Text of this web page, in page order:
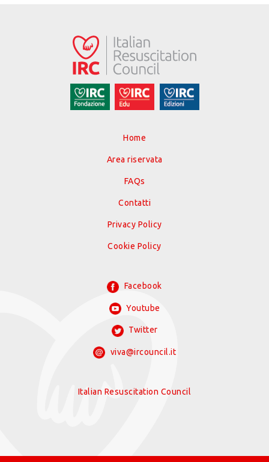
Home
Area riservata
FAQs
Contatti
Privacy Policy
Cookie Policy
Facebook
Youtube
Twitter
viva@ircouncil.it
Italian Resuscitation Council